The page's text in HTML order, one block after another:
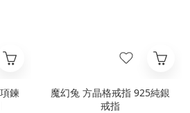
鍊
魔幻兔 方晶格戒指 925純銀
戒指